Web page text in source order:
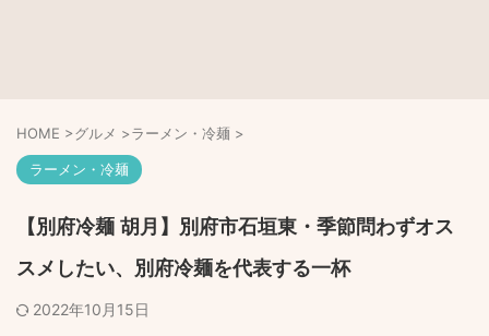
HOME >グルメ >ラーメン・冷麺 >
ラーメン・冷麺
【別府冷麺 胡月】別府市石垣東・季節問わずオス
スメしたい、別府冷麺を代表する一杯
2022年10月15日